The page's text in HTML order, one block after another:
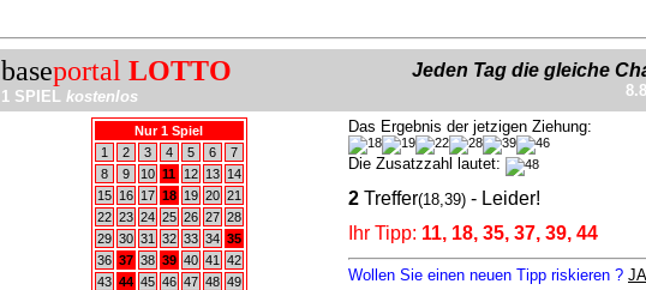
baseportal LOTTO
1 SPIEL kostenlos
Jeden Tag die gleiche
Nur 1 Spiel
1
2 3 4 5 6
7
8
9 10 11 12 13
14
15
16 17 18 19 20 21
22 23 24 25 26 27 28
29 30 31 32 33 34 35
36 37 38 39 40 41
42
43 44 45 46 47 48 49
Das Ergebnis der jetzigen Ziehung:
Die Zusatzzahl lautet:
2 Treffer(18,39) - Leider!
Ihr Tipp: 11, 18, 35, 37, 39, 44
Wollen Sie einen neuen Tipp riskieren ? JA